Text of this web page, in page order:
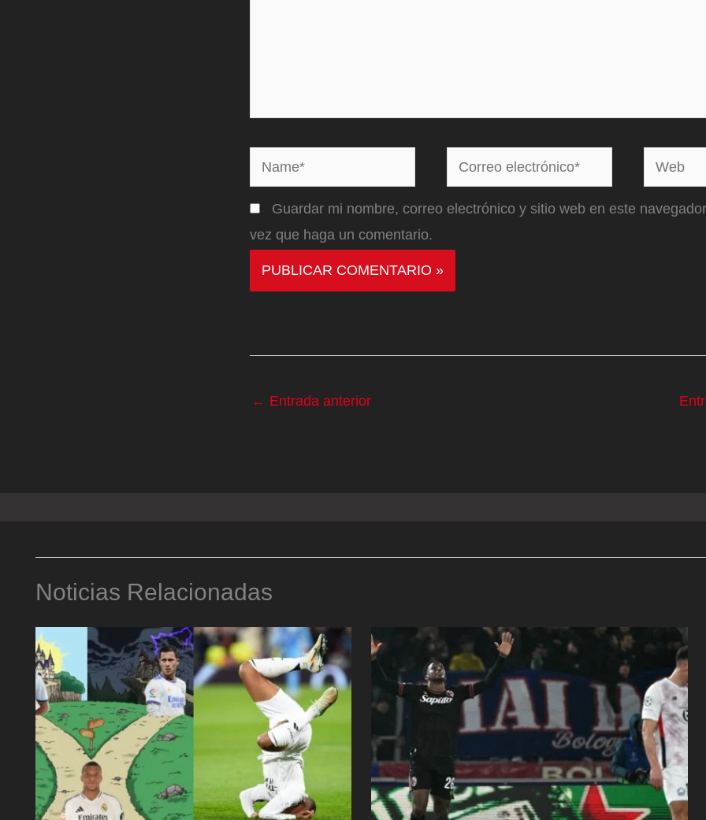
Name*
Correo
electrónico*
Web
Guardar mi nombre, correo electrónico y sitio web en este
vez que haga un comentario.
← Entrada anterior
Noticias Relacionadas